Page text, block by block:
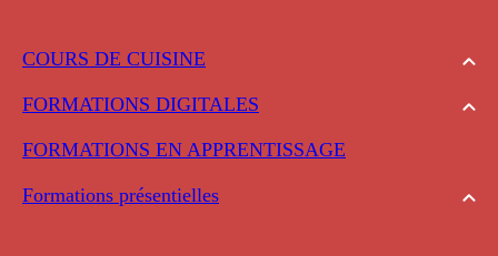
COURS DE CUISINE
FORMATIONS DIGITALES
FORMATIONS EN APPRENTISSAGE
Formations présentielles